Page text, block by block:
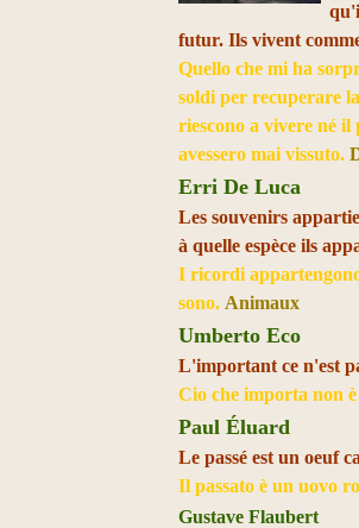
futur. Ils vivent
Quello che mi ha
soldi per recuperare
riescono a vivere né il
avessero mai vissuto.
Erri De Luca
Les souvenirs
à quelle espèce ils
I ricordi
sono. Animaux
Umberto Eco
L'important ce n'est
Cio che importa non
Paul Éluard
Le passé est un oeuf
Il passato è un uovo
Gustave Flaubert